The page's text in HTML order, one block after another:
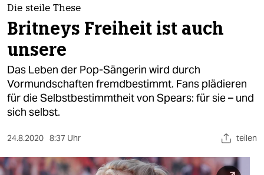
themen
politik
öko
gesellschaft
kultur
sport
berlin
Die steile These
Britneys Freiheit ist auch
unsere
Das Leben der Pop-Sängerin wird durch
Vormundschaften fremdbestimmt. Fans plädieren
für die Selbstbestimmtheit von Spears: für sie – und
sich selbst.
24.8.2020 8:37 Uhr teilen